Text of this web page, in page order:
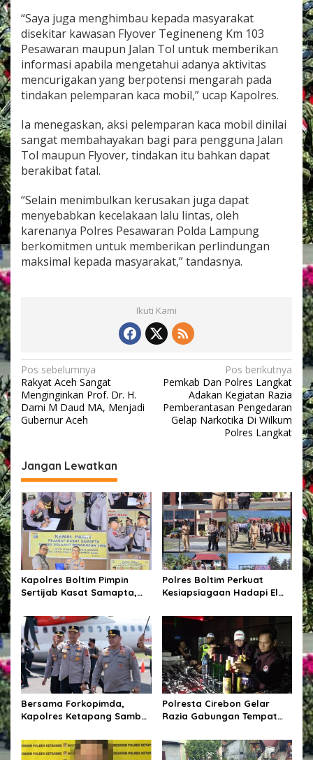
a
s
a
n
F
l
y
v
e
r
T
o
T
e
g
n
e
P
e
s
r
a
n
“Saya juga menghimbau kepada masyarakat
disekitar kawasan Flyover Tegineneng Km 103
Pesawaran maupun Jalan Tol untuk memberikan
informasi apabila mengetahui adanya aktivitas
mencurigakan yang berpotensi mengarah pada
tindakan pelemparan kaca mobil,” ucap Kapolres.
Ia menegaskan, aksi pelemparan kaca mobil dinilai
sangat membahayakan bagi para pengguna Jalan
Tol maupun Flyover, tindakan itu bahkan dapat
berakibat fatal.
“Selain menimbulkan kerusakan juga dapat
menyebabkan kecelakaan lalu lintas, oleh
karenanya Polres Pesawaran Polda Lampung
berkomitmen untuk memberikan perlindungan
maksimal kepada masyarakat,” tandasnya.
Ikuti Kami
N
a
v
a
s
i
p
o
s
Pos sebelumnya
Rakyat Aceh Sangat
Menginginkan Prof. Dr. H.
Darni M Daud MA, Menjadi
Gubernur Aceh
Pos berikutnya
Pemkab Dan Polres Langkat
Adakan Kegiatan Razia
Pemberantasan Pengedaran
Gelap Narkotika Di Wilkum
Polres Langkat
Jangan Lewatkan
Kapolres Boltim Pimpin
Sertijab Kasat Samapta,
Kepemimpinan dan
Penguatan Pelayanan
Kepolisian
Polres Boltim Perkuat
Kesiapsiagaan Hadapi El
Bersama Lintas Instansi
Bersama Forkopimda,
Kapolres Ketapang Sambut
Kalbar di Bumi Ale-Ale
Kabupaten Ketapang
Polresta Cirebon Gelar
Razia Gabungan Tempat